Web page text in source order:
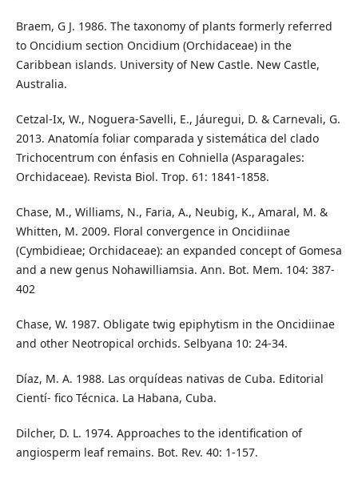
Braem, G J. 1986. The taxonomy of plants formerly referred
to Oncidium section Oncidium (Orchidaceae) in the
Caribbean islands. University of New Castle. New Castle,
Australia.
Cetzal-Ix, W., Noguera-Savelli, E., Jáuregui, D. & Carnevali, G.
2013. Anatomía foliar comparada y sistemática del clado
Trichocentrum con énfasis en Cohniella (Asparagales:
Orchidaceae). Revista Biol. Trop. 61: 1841-1858.
Chase, M., Williams, N., Faria, A., Neubig, K., Amaral, M. &
Whitten, M. 2009. Floral convergence in Oncidiinae
(Cymbidieae; Orchidaceae): an expanded concept of Gomesa
and a new genus Nohawilliamsia. Ann. Bot. Mem. 104: 387-
402
Chase, W. 1987. Obligate twig epiphytism in the Oncidiinae
and other Neotropical orchids. Selbyana 10: 24-34.
Díaz, M. A. 1988. Las orquídeas nativas de Cuba. Editorial
Cientí- fico Técnica. La Habana, Cuba.
Dilcher, D. L. 1974. Approaches to the identification of
angiosperm leaf remains. Bot. Rev. 40: 1-157.